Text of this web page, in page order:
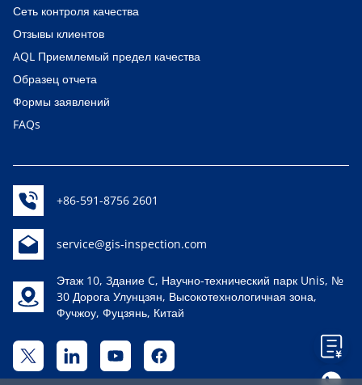
Сеть контроля качества
Отзывы клиентов
AQL Приемлемый предел качества
Образец отчета
Формы заявлений
FAQs
+86-591-8756 2601
service@gis-inspection.com
Этаж 10, Здание C, Научно-технический парк Unis, №
30 Дорога Улунцзян, Высокотехнологичная зона,
Фучжоу, Фуцзянь, Китай